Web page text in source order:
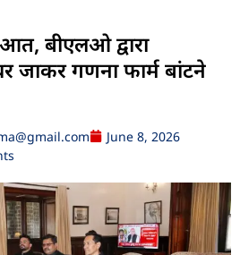
बीएलओ द्वारा
जाकर गणना फार्म बांटने
June 8, 2026